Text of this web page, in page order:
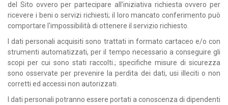
del Sito ovvero per partecipare all’iniziativa richiesta ovvero per
ricevere i beni o servizi richiesti; il loro mancato conferimento può
comportare l'impossibilità di ottenere il servizio richiesto.
I dati personali acquisiti sono trattati in formato cartaceo e/o con
strumenti automatizzati, per il tempo necessario a conseguire gli
scopi per cui sono stati raccolti.; specifiche misure di sicurezza
sono osservate per prevenire la perdita dei dati, usi illeciti o non
corretti ed accessi non autorizzati.
I dati personali potranno essere portati a conoscenza di dipendenti